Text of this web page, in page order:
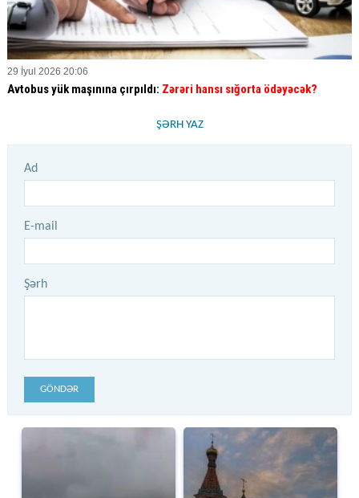
29 İyul 2026 20:06
Avtobus yük maşınına çırpıldı: Zərəri hansı sığorta ödəyəcək?
ŞƏRH YAZ
Ad
E-mail
Şərh
GÖNDƏR